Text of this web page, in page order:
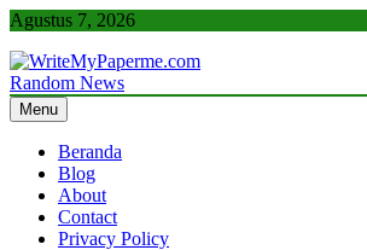
Skip
content
Agustus 7, 2026
WriteMyPaperme.com
Bisnis, Kuliner, Teknologi
Random News
Menu
Beranda
Blog
About
Contact
Privacy Policy